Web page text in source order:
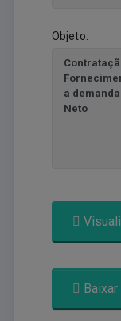
Objeto: